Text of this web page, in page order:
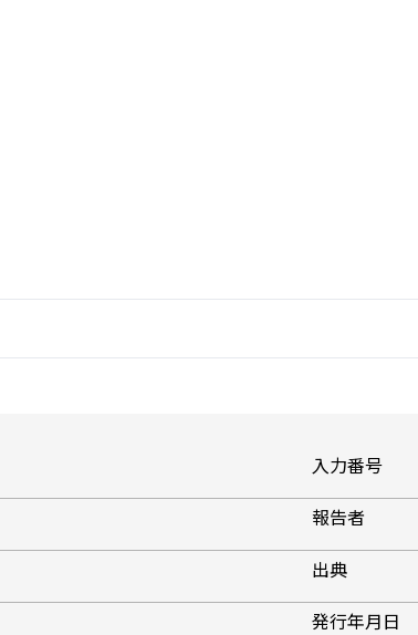
入力番号
報告者
出典
発行年月日